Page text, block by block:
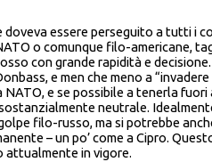
essere perseguito a tutti i
o comunque filo-americane,
con grande rapidità e
e men che meno a “invadere
NATO, e se possibile a tenerla
neutrale.
filo-russo, ma si potrebbe
– un po’ come a Cipro.
attualmente in vigore.